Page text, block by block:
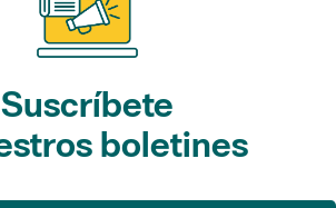
Suscríbete
boletines